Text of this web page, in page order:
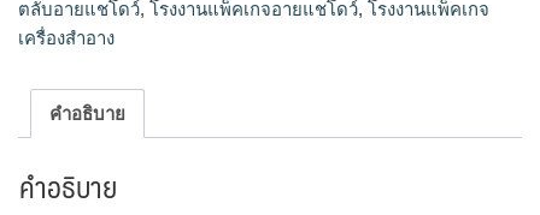
ตลับอายแชโดว์, โรงงานแพ็คเกจอายแชโดว์, โรงงานแพ็คเกจ
เครื่องสำอาง
คำอธิบาย
คำอธิบาย